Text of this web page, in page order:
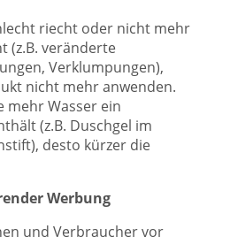
riecht oder nicht mehr
(z.B. veränderte
Verklumpungen),
nicht mehr anwenden.
mehr Wasser ein
(z.B. Duschgel im
desto kürzer die
Werbung
und Verbraucher vor